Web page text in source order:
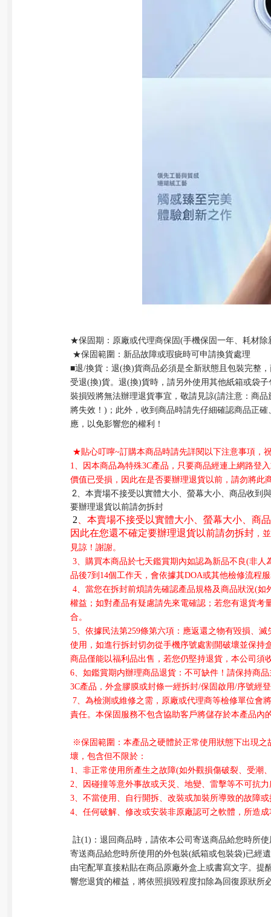
★保固期：原廠或代理商保固 (手機保固一年、 耗材除
★保固範圍：新品故障或瑕疵時可申請換貨處理
■退/換貨：退(換)貨商品必須是全新狀態且包裝完整
受退(換)貨。退(換)貨時，請另外使用其他紙箱或袋
裝損毀將無法辦理退貨事宜，敬請見諒(請注意：商品
將失效！ ) ；此外，收到商品時請先仔細確認商品正
應，以免影響您的權利！
★貼心叮嚀~訂購本商品時請先詳閱以下注意事項，
1
、因本商品為特殊3C產品， 只要商品經連上網路登
價值已受損，因此在是否要辦理退貨以前，請勿將此
要辦理退貨以前請勿拆封
2
本賣場不接受以實體大小、螢幕大小、商
因此在您還不確定要辦理退貨以前請勿拆封 ，
見諒！謝謝。
3
購買本商品於七天鑑賞期內如認為新品不良(非人
品後7到 14個工作天，會依據其DOA或其他檢修流程
4
當您在拆封前煩請先確認產品規格及商品狀況(如
權益；如對產品有疑慮請先來電確認；若您有退貨
合。
5 、依據民法第259條第六項：應返還之物有毀損、
使用，如進行拆封切勿從手機序號處割開破壞並保
商品僅能以福利品出售，若您仍堅持退貨，本公司須
6 、如鑑賞期内辦理商品退貨：不可缺件！請保持商
3C產品，外盒膠膜或封條一經拆封/保固啟用/序號經
7
為檢測或維修之需，原廠或代理商等檢修單位會
責任。本保固服務不包含協助客戶將儲存於本產品
※保固範圍： 本產品之硬體於正常使用狀態下出現
壞，包含但不限於：
1
、非正常使用所產生之故障(如外觀損傷破裂、受潮
2 、因碰撞等意外事故或天災、地變、雷擊等不可抗
3 、不當使用、自行開拆、改裝或加裝所導致的故障
4 、任何破解、修改或安裝非原廠認可之軟體，所造
註(1) ：退回商品時，請依本公司寄送商品給您時所
寄送商品給您時所使用的外包裝(紙箱或包裝袋)已經
由宅配單直接粘貼在商品原廠外盒上或書寫文字。
響您退貨的權益，將依照損毀程度扣除為回復原狀所